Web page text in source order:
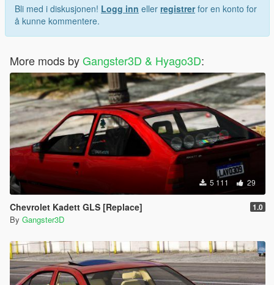
Bli med i diskusjonen! Logg inn eller registrerfor en konto for
å kunne kommentere.
More mods byGangster3D & Hyago3D:
5 111 29
Chevrolet Kadett GLS [Replace] 1.0
By Gangster3D